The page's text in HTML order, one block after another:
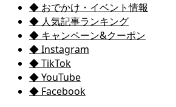
◆ おでかけ・イベント情報
◆ 人気記事ランキング
◆ キャンペーン&クーポン
◆ Instagram
◆ TikTok
◆ YouTube
◆ Facebook